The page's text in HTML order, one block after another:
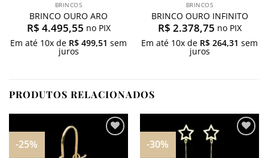
BRINCOS
BRINCO OURO ARO
R$ 4.495,55 no PIX
Em até 10x de R$ 499,51 sem
juros
BRINCOS
BRINCO OURO INFINITO
R$ 2.378,75 no PIX
Em até 10x de R$ 264,31 sem
juros
PRODUTOS RELACIONADOS
-25% -30%